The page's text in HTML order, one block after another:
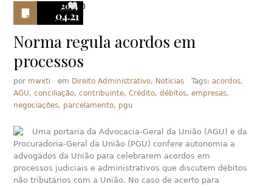
2014
04.21
0
Norma regula acordos em
processos
por mwxti em Direito Administrativo, Notícias Tags:acordos,
AGU,conciliação,contribuinte,Crédito,débitos,empresas,
negociações, parcelamento, pgu
Uma portaria da Advocacia-Geral da União (AGU) e da
Procuradoria-Geral da União (PGU) confere autonomia a
advogados da União para celebrarem acordos em
processos judiciais e administrativos que discutem débitos
não tributários com a União. No caso de acerto para